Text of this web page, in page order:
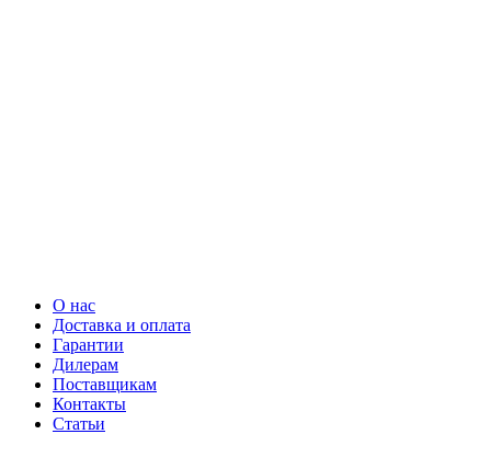
О нас
Доставка и оплата
Гарантии
Дилерам
Поставщикам
Контакты
Статьи